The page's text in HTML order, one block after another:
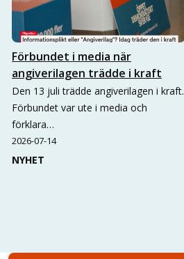
Förbundet i media när
angiverilagen trädde i kraft
Den 13 juli trädde angiverilagen i kraft.
Förbundet var ute i media och
förklara…
2026-07-14
NYHET